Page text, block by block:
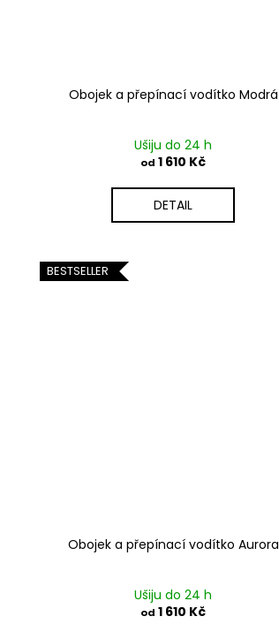
Obojek a přepínací vodítko Modrá
Ušiju do 24 h
od 1 610 Kč
DETAIL
BESTSELLER
Obojek a přepínací vodítko Aurora
Ušiju do 24 h
od 1 610 Kč